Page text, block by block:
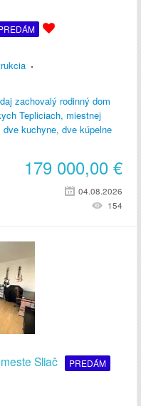
zachovalý rodinný dom
Tepliciach, miestnej
kuchyne, dve kúpelne
179 000,00 €
04.08.2026
154
Sliač PREDÁM